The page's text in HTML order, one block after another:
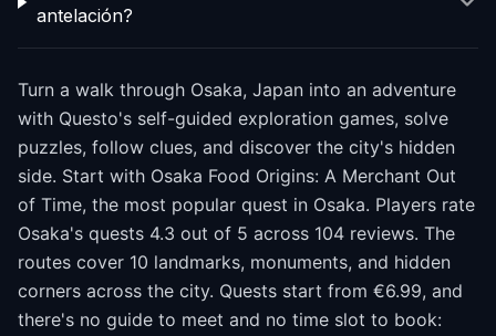
antelación?
Turn a walk through Osaka, Japan into an adventure
with Questo's self-guided exploration games, solve
puzzles, follow clues, and discover the city's hidden
side. Start with Osaka Food Origins: A Merchant Out
of Time, the most popular quest in Osaka. Players rate
Osaka's quests 4.3 out of 5 across 104 reviews. The
routes cover 10 landmarks, monuments, and hidden
corners across the city. Quests start from €6.99, and
there's no guide to meet and no time slot to book: